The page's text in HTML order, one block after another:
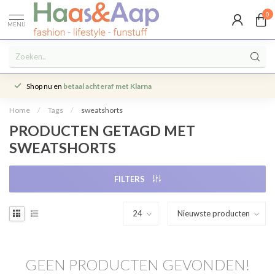
MENU
0
Shop nu en betaal achteraf met Klarna
Home / Tags / sweatshorts
PRODUCTEN GETAGD MET
SWEATSHORTS
FILTERS
GEEN PRODUCTEN GEVONDEN!